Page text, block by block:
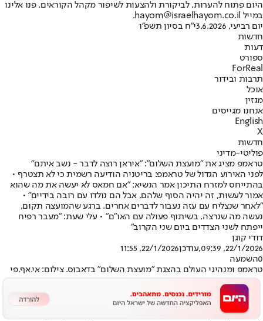
היום פתוח להערות, לביקורת ולהצעות לשיפור מקהל הקוראים. פנו אלינו
במייל hayom@israelhayom.co.il.
יום רביעי, 3.6.2026
י"ח בסיון תשפ"ו
חדשות
דעות
ספורט
ForReal
תרבות ובידור
אוכל
מגזין
אנחנו מגייסים
English
X
חדשות
פוליטי-מדיני
טראמפ מציג את "מועצת השלום": "איראן רוצה לדבר - נשב איתם"
לפני האירוע הגדול של טראמפ: בריטניה הודיעה רשמית כי לא תצטרף •
בהתייחס למזרח התיכון אמר הנשיא: "אם חמאס לא יעשה את מה שהוא
אמור לעשות, זה יהיה הסוף שלהם, אבל הם נולדו עם רובה בידיים" •
"לאחר שנצליח עם עזה נעבור לדברים אחרים. ברגע שהמועצה תקום,
נעשה מה שנרצה, בשיתוף פעולה עם האו"ם" • עלי שעת: "מעבר רפיח
ייפתח לשני הצדדים ביום שני הקרוב"
דודי קוגן
22/1/2026, 09:39
,עודכן22/1/2026, 11:55
0השמעה
טראמפ ומנהיגי העולם בהצגת "מועצת השלום" בדאבוס. צילום: אי.אף.פי